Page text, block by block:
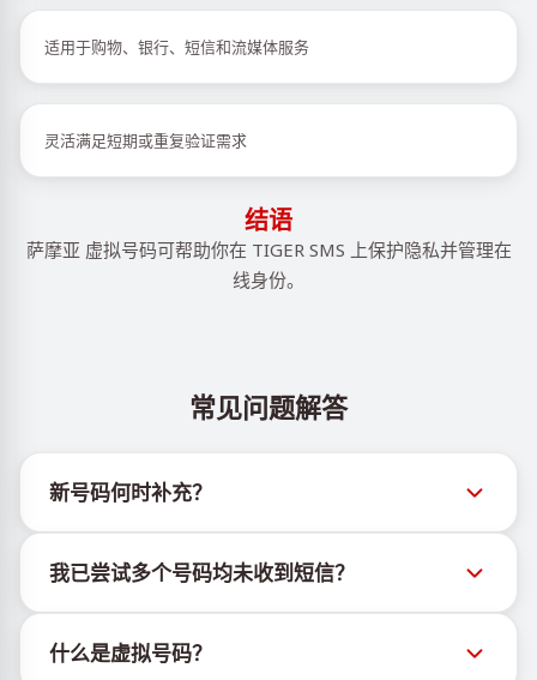
适用于购物、银行、短信和流媒体服务
灵活满足短期或重复验证需求
结语
萨摩亚 虚拟号码可帮助你在 TIGER SMS 上保护隐私并管理在
线身份。
常见问题解答
新号码何时补充？
人 @TigerSMSofficial_bot 查看。该频道会及时更新，
帮助用户获取最新号码库存。
我已尝试多个号码均未收到短信？
率。各服务平台的算法可能因多种原因拦截临时号码的
什么是虚拟号码？